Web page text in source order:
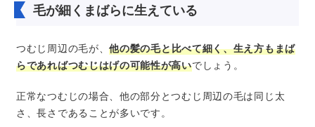
毛が細くまばらに生えている
つむじ周辺の毛が、他の髪の毛と比べて細く、生え方もまば
らであればつむじはげの可能性が高いでしょう。
正常なつむじの場合、他の部分とつむじ周辺の毛は同じ太
さ、長さであることが多いです。